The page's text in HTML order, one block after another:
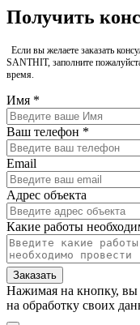
Получить
Если вы желаете заказать
SANTHIT, заполните
время.
Имя *
Ваш телефон *
Email
Адрес объекта
Какие работы
Заказать
Нажимая на кнопку, вы
на обработку своих